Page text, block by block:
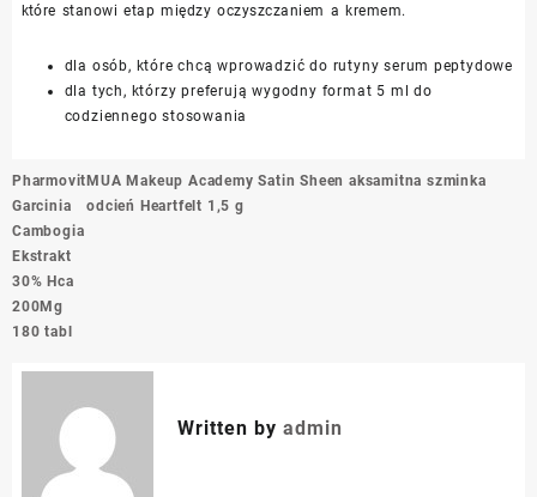
które stanowi etap między oczyszczaniem a kremem.
dla osób, które chcą wprowadzić do rutyny serum peptydowe
dla tych, którzy preferują wygodny format 5 ml do
codziennego stosowania
Nawigacja
wpisu
Pharmovit
Garcinia
Cambogia
Ekstrakt
30% Hca
200Mg
180 tabl
MUA Makeup Academy Satin Sheen aksamitna szminka
odcień Heartfelt 1,5 g
Written by admin